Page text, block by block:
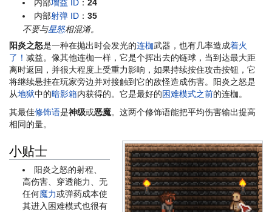
内部增益 ID ：24
内部射弹 ID ：35
不要与星怒相混淆。
阳炎之怒是一种在抛出时会发光的连枷武器，也有几率造成着火
了！ 减益。像其他连枷一样，它是个挥出去的链球，当到达最大距
离时返回，并很大程度上受重力影响，如果持续按住攻击按钮，它
将继续悬挂在玩家旁边并对接触到它的敌怪造成伤害。阳炎之怒是
从地狱中的暗影箱内获得的。它是最好的困难模式之前的连枷。
其最佳修饰语是神级或恶魔。这两个修饰语能把平均伤害输出提高
相同的量。
小贴士
阳炎之怒的射程、
高伤害、穿透能力、无
任何魔力或弹药成本使
其进入困难模式也很有